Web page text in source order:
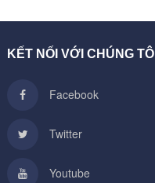
KẾT NỐI VỚI CHÚNG TÔI
Facebook
Twitter
Youtube